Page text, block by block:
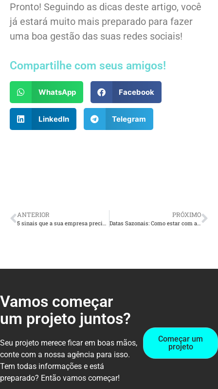
Pronto! Seguindo as dicas deste artigo, você
já estará muito mais preparado para fazer
uma boa gestão das suas redes sociais!
Compartilhe com seus amigos!
WhatsApp Facebook
LinkedIn Telegram
ANTERIOR
5 sinais que a sua empresa precisa de ajuda das redes sociais
PRÓXIMO
Datas Sazonais: Como estar com a sua Loja sempre preparada?
Vamos começar
um projeto juntos?
Seu projeto merece ficar em boas mãos,
conte com a nossa agência para isso.
Tem todas informações e está
preparado? Então vamos começar!
Começar um
projeto